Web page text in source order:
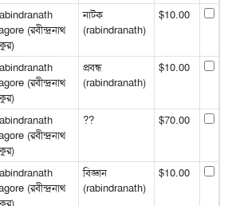
(রবীন্দ্রনাথ
নাটক
(rabindranath)
$10.00
(রবীন্দ্রনাথ
প্রবন্ধ
(rabindranath)
$10.00
(রবীন্দ্রনাথ
?? $70.00
(রবীন্দ্রনাথ
বিজ্ঞান
(rabindranath)
$10.00